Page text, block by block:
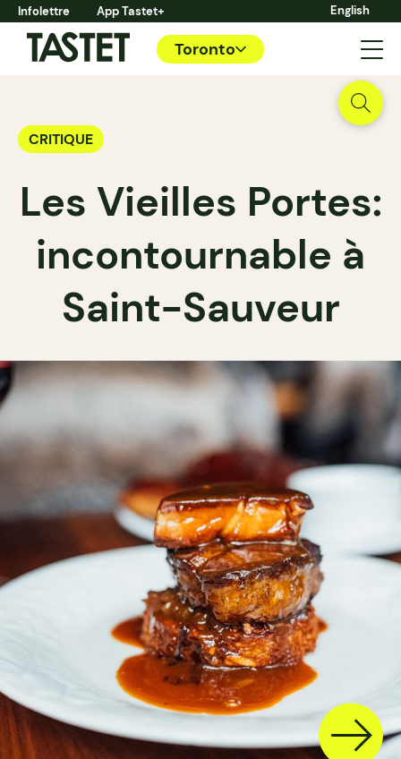
Infolettre App Tastet+ English
Toronto
CRITIQUE
Les Vieilles Portes:
incontournable à
Saint-Sauveur